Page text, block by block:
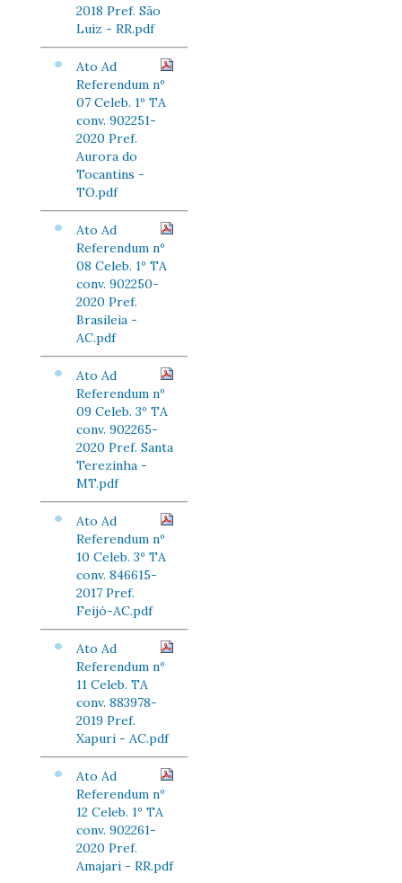
2018 Pref. São
Luiz - RR.pdf
Ato Ad
Referendum nº
07 Celeb. 1º TA
conv. 902251-
2020 Pref.
Aurora do
Tocantins -
TO.pdf
Ato Ad
Referendum nº
08 Celeb. 1º TA
conv. 902250-
2020 Pref.
Brasileia -
AC.pdf
Ato Ad
Referendum nº
09 Celeb. 3º TA
conv. 902265-
2020 Pref. Santa
Terezinha -
MT.pdf
Ato Ad
Referendum nº
10 Celeb. 3º TA
conv. 846615-
2017 Pref.
Feijó-AC.pdf
Ato Ad
Referendum nº
11 Celeb. TA
conv. 883978-
2019 Pref.
Xapuri - AC.pdf
Ato Ad
Referendum nº
12 Celeb. 1º TA
conv. 902261-
2020 Pref.
Amajari - RR.pdf